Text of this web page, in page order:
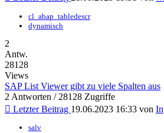
cl_abap_tabledescr
dynamisch
2
Antw.
28128
Views
SAP List Viewer gibt zu viele Spalten aus
2 Antworten / 28128 Zugriffe
Letzter Beitrag 19.06.2023 16:33 von
salv